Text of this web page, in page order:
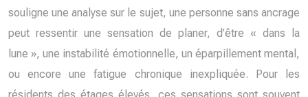
souligne une analyse sur le sujet, une personne sans ancrage
peut ressentir une sensation de planer, d’être « dans la
lune », une instabilité émotionnelle, un éparpillement mental,
ou encore une fatigue chronique inexpliquée. Pour les